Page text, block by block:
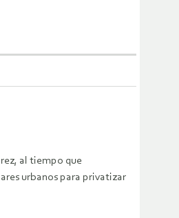
al tiempo que
urbanos para privatizar